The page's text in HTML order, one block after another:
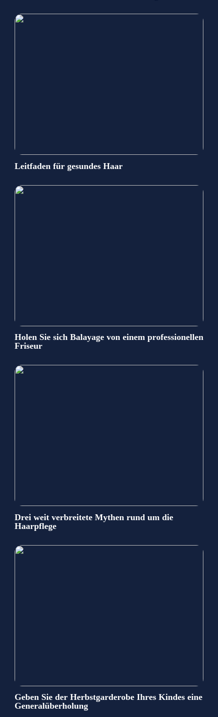
Leitfaden für gesundes Haar
Holen Sie sich Balayage von einem professionellen
Friseur
Drei weit verbreitete Mythen rund um die
Haarpflege
Geben Sie der Herbstgarderobe Ihres Kindes eine
Generalüberholung